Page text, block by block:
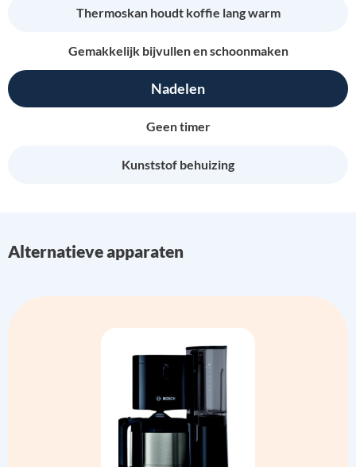
Thermoskan houdt koffie lang warm
Gemakkelijk bijvullen en schoonmaken
Nadelen
Geen timer
Kunststof behuizing
Alternatieve apparaten